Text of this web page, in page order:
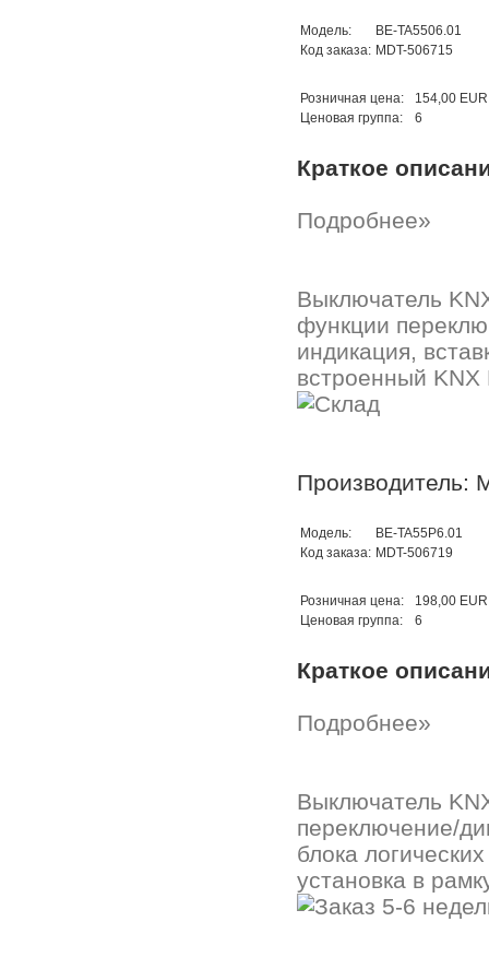
Модель:
BE-TA5506.01
Код заказа: MDT-506715
Розничная цена:
154,00 EUR
Ценовая группа:
6
Краткое
Подробнее»
Выключатель
функции
индикация,
встроенный
Производитель:
Модель:
BE-TA55P6.01
Код заказа: MDT-506719
Розничная цена:
198,00 EUR
Ценовая группа:
6
Краткое
Подробнее»
Выключатель
переключение/
блока
установка в